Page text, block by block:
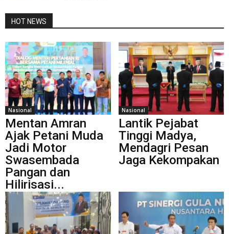
HOT NEWS
Nasional
Mentan Amran
Ajak Petani Muda
Jadi Motor
Swasembada
Pangan dan
Hilirisasi...
Nasional
Lantik Pejabat
Tinggi Madya,
Mendagri Pesan
Jaga Kekompakan